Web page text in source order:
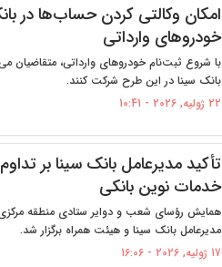
امکان وکالتی کردن حساب‌ها در
خودروهای وارداتی
با شروع ثبت‌نام خودروهای وارداتی، متقاضیان
بانک سینا در این طرح شرکت کنند.
22 ژولیه, 2026 - 10:41
تأکید مدیرعامل بانک سینا بر
خدمات نوین بانکی
همایش رؤسای شعب و دوایر ستادی منطقه مرکزی،
مدیرعامل بانک سینا و هیئت همراه برگزار شد.
17 ژولیه, 2026 - 16:06